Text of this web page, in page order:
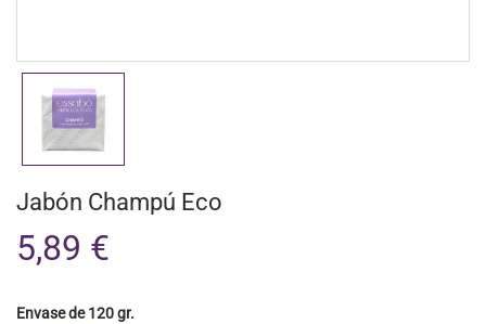
Jabón Champú Eco
5,89 €
Envase de 120 gr.